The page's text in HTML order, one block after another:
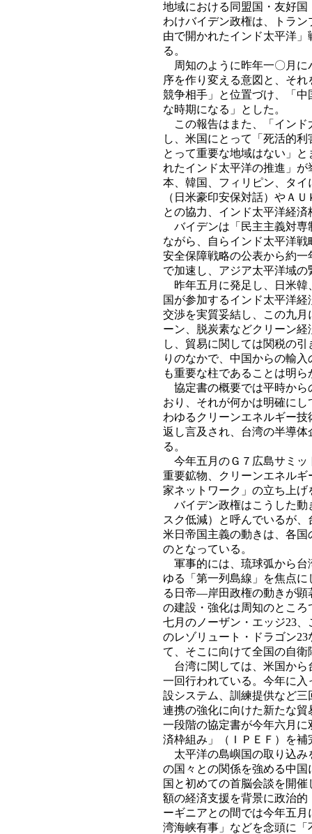
地域における同盟国・友好
わけバイデン政権は、トラ
由で開かれたインド太平洋
る。
周知のように昨年一〇月に
序を作り変える意図と、そ
競争相手」と位置づけ、「
な時期になる」とした。
この報告はまた、「インド
し、米国にとって「死活的
とって重要な地域はない」
れたインド太平洋の推進」
本、韓国、フィリピン、タ
（日米豪印安保対話）やＡ
との協力、インド太平洋経
バイデンは「民主主義対専
ながら、自らインド太平洋
安全保障戦略の公表から約
で加速し、アジア太平洋域
昨年五月に発足し、日米韓
国が参加するインド太平洋
交渉を実質妥結し、この九
ーン、脱炭素などクリーン
し、貿易に関しては関税の
りのなかで、中国からの輸
も重要な柱であることは明ら
協定書の概要では平時から
おり、それが何かは明確に
わゆるクリーンエネルギー
返し言及され、台湾の半導
る。
今年五月のＧ７広島サミッ
重要鉱物、クリーンエネル
家ネットワーク」の立ち上げ
バイデン政権はこうした動
スク低減）と呼んでいるが
米日帝国主義の動きは、各
のとなっている。
軍事的には、琉球弧から台
ゆる「第一列島線」を焦点
る日帝―岸田政権の動きが顕
の建設・強化は周知のとこ
七月のノーザン・エッジ23
のレゾリュート・ドラゴン
て、そこに向けて全国の自
台湾に関しては、米国から
一回行われている。今年に
設システム、訓練提供など
連携の強化に向けた新たな
一段階の協定書が今年六月
済枠組み」（ＩＰＥＦ）を補
太平洋の島嶼国の取り込み
の国々との関係を強める中
国と初めての首脳会談を開
額の経済支援を背景に政治
ーギニアとの間では今年五
湾海峡有事」などを念頭に